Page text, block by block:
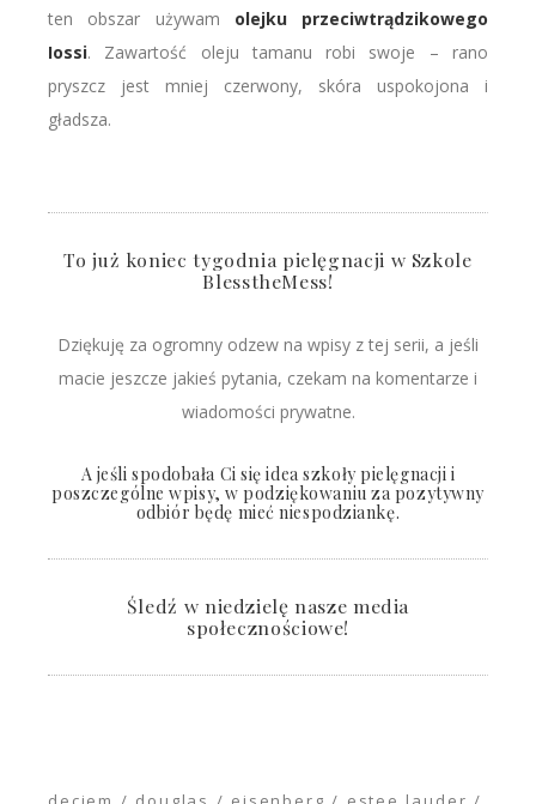
ten obszar używam olejku przeciwtrądzikowego
Iossi. Zawartość oleju tamanu robi swoje – rano
pryszcz jest mniej czerwony, skóra uspokojona i
gładsza.
To już koniec tygodnia pielęgnacji w Szkole
BlesstheMess!
Dziękuję za ogromny odzew na wpisy z tej serii, a jeśli
macie jeszcze jakieś pytania, czekam na komentarze i
wiadomości prywatne.
A jeśli spodobała Ci się idea szkoły pielęgnacji i
poszczególne wpisy, w podziękowaniu za pozytywny
odbiór będę mieć niespodziankę.
Śledź w niedzielę nasze media
społecznościowe!